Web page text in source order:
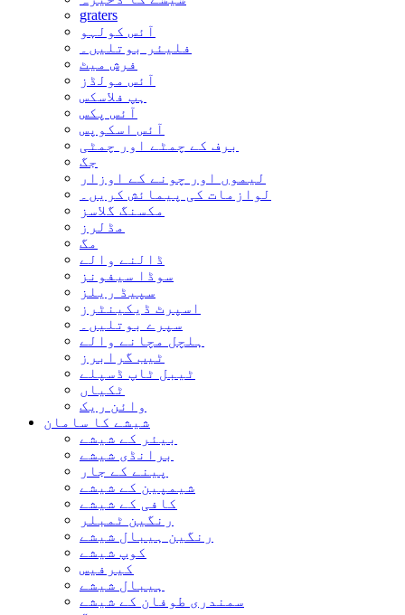
graters
آئس کولہو
فلیئر بوتلیں۔
فرش میٹ
آئس مولڈز
ہپ فلاسکس
آئس پکس
آئس اسکوپس
برف کے چمٹے اور چمٹی
جگ
لیموں اور چونے کے اوزار
لوازمات کی پیمائش کریں۔
مکسنگ گلاسز
مڈلرز
مگ
ڈالنے والے
سوڈا سیفونز
سپیڈ ریلز
اسپرٹ ڈیکینٹرز
سپرے بوتلیں۔
ہلچل مچانے والے
ٹیب گرابرز
ٹیبل ٹاپ ڈسپلے
ٹکیاں
وائن ریک
شیشے کا سامان
بیئر کے شیشے
برانڈی شیشے
پینے کے جار
شیمپین کے شیشے
کافی کے شیشے
رنگین ٹمبلر
رنگین ہیبال شیشے
کوپ شیشے
کیرفیس
ہیبال شیشے
سمندری طوفان کے شیشے